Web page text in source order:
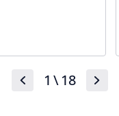
1 \18